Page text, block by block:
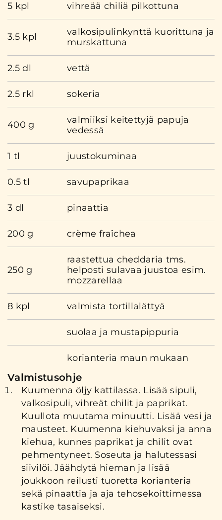
5 kpl vihreää chiliä pilkottuna
3.5 kpl
valkosipulinkynttä kuorittuna ja
murskattuna
2.5 dl vettä
2.5 rkl sokeria
400 g
valmiiksi keitettyjä papuja
vedessä
1 tl juustokuminaa
0.5 tl savupaprikaa
3 dl pinaattia
200 g crème fraîchea
250 g
raastettua cheddaria tms.
helposti sulavaa juustoa esim.
mozzarellaa
8 kpl valmista tortillalättyä
suolaa ja mustapippuria
korianteria maun mukaan
Valmistusohje
Kuumenna öljy kattilassa. Lisää sipuli,
valkosipuli, vihreät chilit ja paprikat.
Kuullota muutama minuutti. Lisää vesi ja
mausteet. Kuumenna kiehuvaksi ja anna
kiehua, kunnes paprikat ja chilit ovat
pehmentyneet. Soseuta ja halutessasi
siivilöi. Jäähdytä hieman ja lisää
joukkoon reilusti tuoretta korianteria
sekä pinaattia ja aja tehosekoittimessa
kastike tasaiseksi.